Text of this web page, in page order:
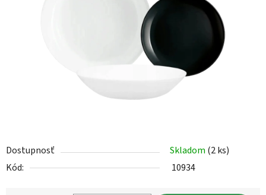
Dostupnosť Skladom (2 ks)
Kód:
10934